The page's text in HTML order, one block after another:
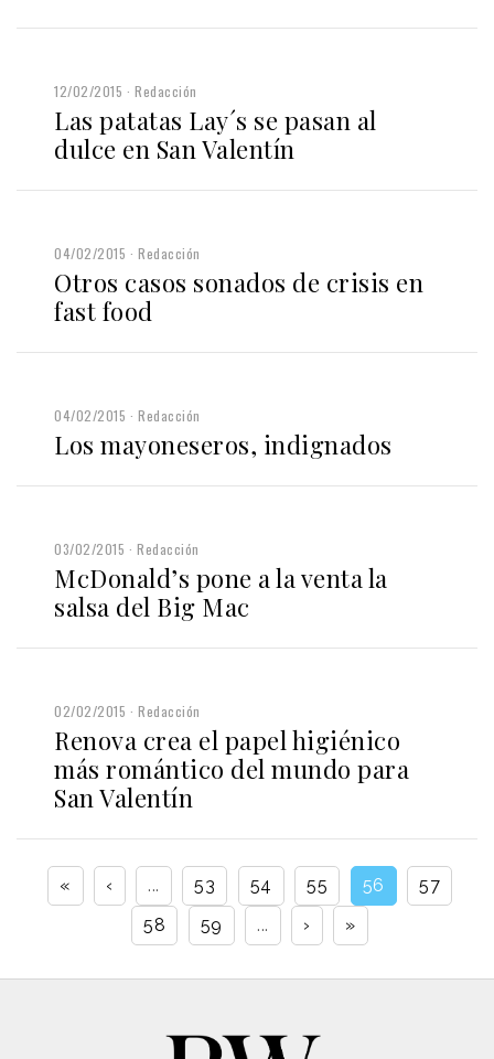
12/02/2015 Redacción
Las patatas Lay´s se pasan al
dulce en San Valentín
04/02/2015 Redacción
Otros casos sonados de crisis en
fast food
04/02/2015 Redacción
Los mayoneseros, indignados
03/02/2015 Redacción
McDonald’s pone a la venta la
salsa del Big Mac
02/02/2015 Redacción
Renova crea el papel higiénico
más romántico del mundo para
San Valentín
« ‹ ... 53 54 55 56
57
58
59 ... › »